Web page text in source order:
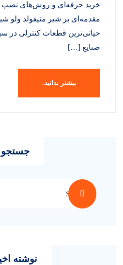
خرید حرفه‌ای و روش‌های نصب و
مقدمه‌ای بر شیر منیفولد ولو شیر
حیاتی‌ترین قطعات کنترلی در
صنایع […]
بیشتر بدانید.
جستجو
نوشته اخیر